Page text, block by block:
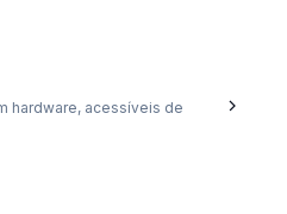
hardware, acessíveis de